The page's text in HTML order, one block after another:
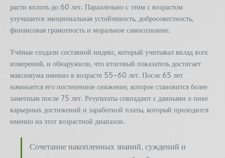
расти вплоть до 60 лет. Параллельно с этим с возрастом
улучшается эмоциональная устойчивость, добросовестность,
финансовая грамотность и моральное самосознание.
Учёные создали составной индекс, который учитывал вклад всех
измерений, и обнаружили, что итоговый показатель достигает
максимума именно в возрасте 55–60 лет. После 65 лет
начинается его постепенное снижение, которое становится более
заметным после 75 лет. Результаты совпадают с данными о пике
карьерных достижений и заработной платы, который приходится
именно на этот возрастной диапазон.
Сочетание накопленных знаний, суждений и